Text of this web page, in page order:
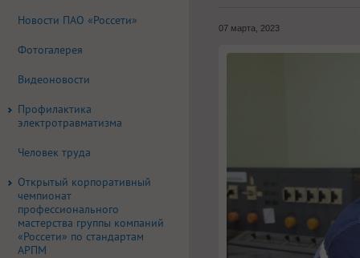
07 марта, 2023
Новости ПАО «Россети»
Фотогалерея
Видеоновости
Профилактика
электротравматизма
Человек труда
Открытый корпоративный
чемпионат
профессионального
мастерства группы компаний
«Россети» по стандартам
АРПМ